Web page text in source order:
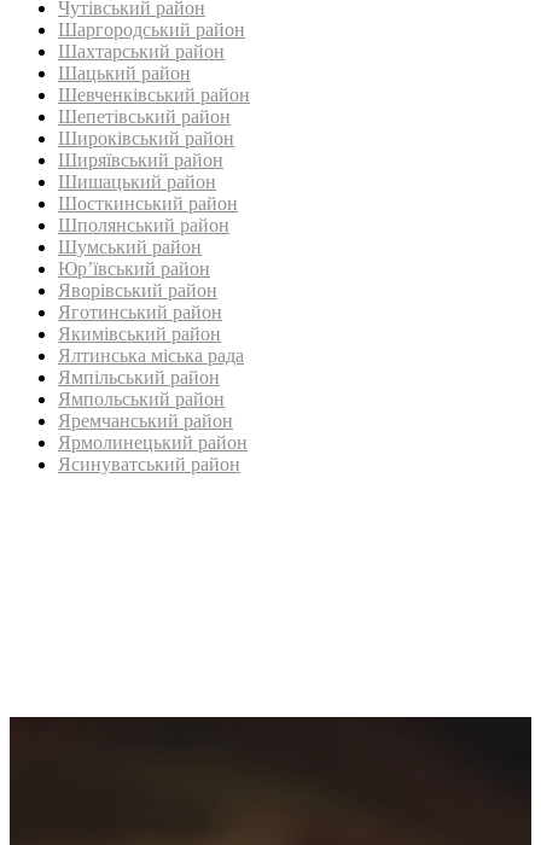
Чутівський район
Шаргородський район
Шахтарський район‎
Шацький район
Шевченківський район
Шепетівський район
Широківський район
Ширяївський район
Шишацький район
Шосткинський район
Шполянський район
Шумський район
Юр’ївський район
Яворівський район
Яготинський район
Якимівський район
Ялтинська міська рада
Ямпільський район
Ямпольський район
Яремчанський район
Ярмолинецький район
Ясинуватський район